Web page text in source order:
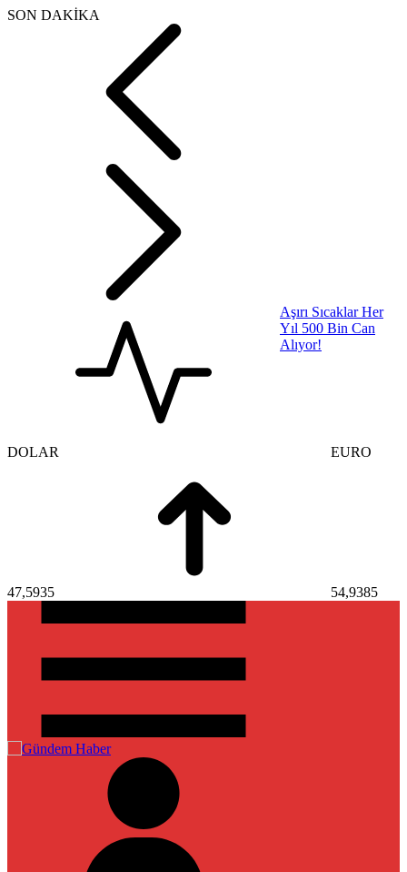
SON DAKİKA
ABD Türkiye’ye Jet
Motoru Satacak
EURO
54,9385
STERLİN
64,1760